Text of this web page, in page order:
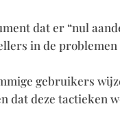
dat er “nul
in de
gebruikers
dat deze tactieken